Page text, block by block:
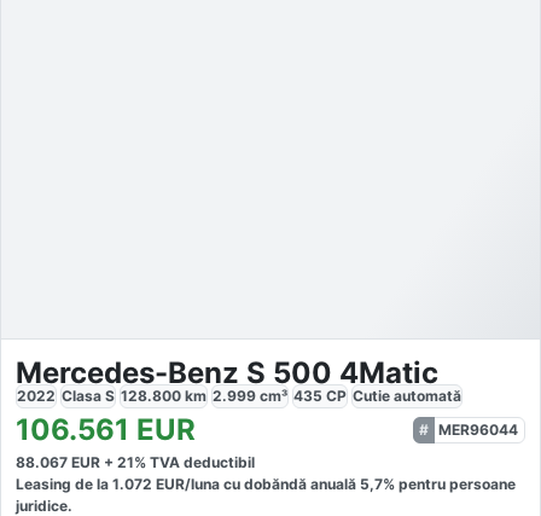
Mercedes-Benz S 500 4Matic
2022 Clasa S 128.800 km 2.999 cm³ 435 CP Cutie automată
106.561 EUR
MER96044
88.067 EUR + 21% TVA deductibil
Leasing de la 1.072 EUR/luna cu dobăndă anuală 5,7% pentru persoane
juridice.